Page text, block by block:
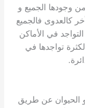
وجودها الجميع و
كالعدوى فالجميع
في الأماكن
تواجدها في
الحيوان عن طريق